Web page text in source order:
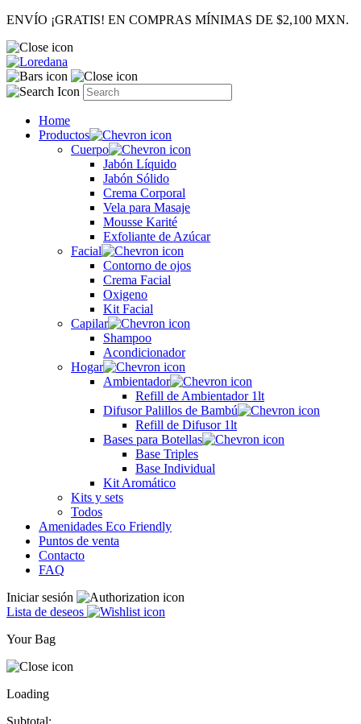
ENVÍO ¡GRATIS! EN COMPRAS MÍNIMAS DE $2,100 MXN.
Home
Productos
Cuerpo
Jabón Líquido
Jabón Sólido
Crema Corporal
Vela para Masaje
Mousse Karité
Exfoliante de Azúcar
Facial
Contorno de ojos
Crema Facial
Oxigeno
Kit Facial
Capilar
Shampoo
Acondicionador
Hogar
Ambientador
Refill de Ambientador 1lt
Difusor Palillos de Bambú
Refill de Difusor 1lt
Bases para Botellas
Base Triples
Base Individual
Kit Aromático
Kits y sets
Todos
Amenidades Eco Friendly
Puntos de venta
Contacto
FAQ
Iniciar sesión
Lista de deseos
Your Bag
Loading
Subtotal: